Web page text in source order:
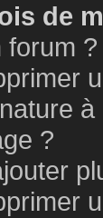
de
forum ?
?